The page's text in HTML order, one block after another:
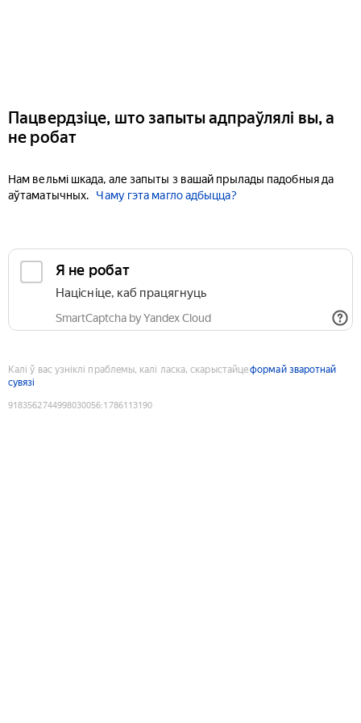
Пацвердзіце, што запыты адпраўлялі вы, а
не робат
Нам вельмі шкада, але запыты з вашай прылады падобныя да
аўтаматычных.
Чаму гэта магло адбыцца?
Я не робат
Націсніце, каб працягнуць
SmartCaptcha by Yandex Cloud
Калі ў вас узніклі праблемы, калі ласка, скарыстайцеформай зваротнай
сувязі
9183562744998030056:1786113190